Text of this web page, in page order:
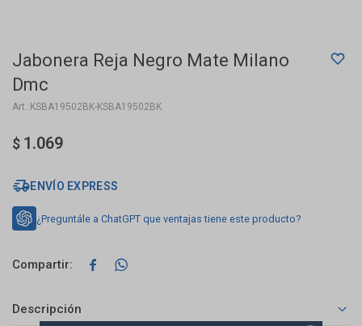
Jabonera Reja Negro Mate Milano
Dmc
KSBA19502BK-KSBA19502BK
$ 1.069
ENVÍO EXPRESS
¿Preguntále a ChatGPT que ventajas tiene este producto?
 
Descripción